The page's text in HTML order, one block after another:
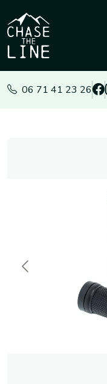
06 71 41 23 26